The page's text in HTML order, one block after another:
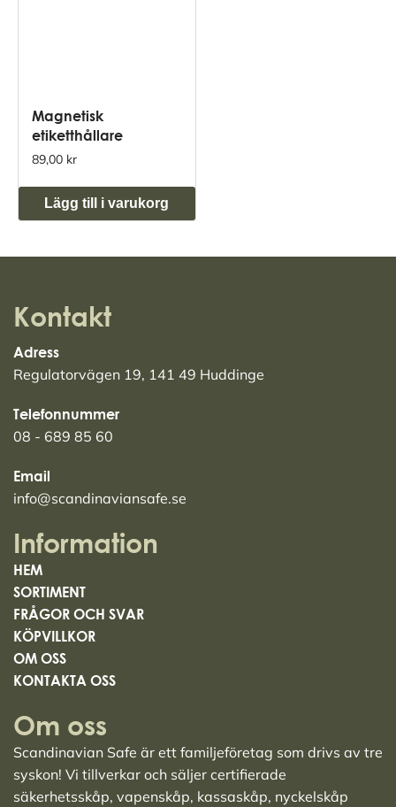
Magnetisk
etiketthållare
89,00 kr
Lägg till i varukorg
Kontakt
Adress
Regulatorvägen 19, 141 49 Huddinge
Telefonnummer
08 - 689 85 60
Email
info@scandinaviansafe.se
Information
HEM
SORTIMENT
FRÅGOR OCH SVAR
KÖPVILLKOR
OM OSS
KONTAKTA OSS
Om oss
Scandinavian Safe är ett familjeföretag som drivs av tre
syskon! Vi tillverkar och säljer certifierade
säkerhetsskåp, vapenskåp, kassaskåp, nyckelskåp